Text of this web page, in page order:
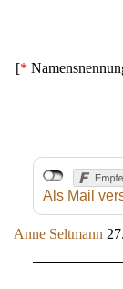
[*
Als Mail
Anne Seltmann